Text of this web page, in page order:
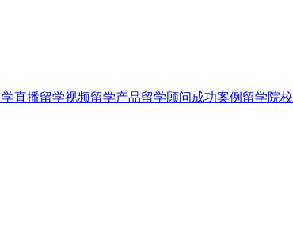
直播留学视频留学产品留学顾问 成功案例 留学院校